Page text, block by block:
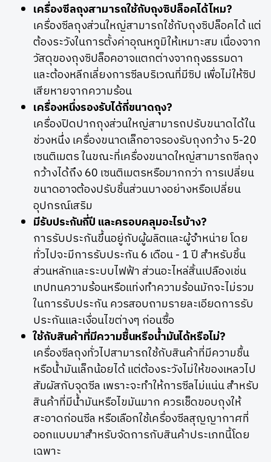
เครื่องซีลถุงสามารถใช้กับถุงซิปล็อคได้ไหม?
เครื่องซีลถุงส่วนใหญ่สามารถใช้กับถุงซิปล็อคได้ แต่
ต้องระวังในการตั้งค่าอุณหภูมิให้เหมาะสม เนื่องจาก
วัสดุของถุงซิปล็อคอาจแตกต่างจากถุงธรรมดา
และต้องหลีกเลี่ยงการซีลบริเวณที่มีซิป เพื่อไม่ให้ซิป
เสียหายจากความร้อน
เครื่องหนึ่งรองรับได้กี่ขนาดถุง?
เครื่องปิดปากถุงส่วนใหญ่สามารถปรับขนาดได้ใน
ช่วงหนึ่ง เครื่องขนาดเล็กอาจรองรับถุงกว้าง 5-20
เซนติเมตร ในขณะที่เครื่องขนาดใหญ่สามารถซีลถุง
กว้างได้ถึง 60 เซนติเมตรหรือมากกว่า การเปลี่ยน
ขนาดอาจต้องปรับชิ้นส่วนบางอย่างหรือเปลี่ยน
อุปกรณ์เสริม
มีรับประกันกี่ปี และครอบคลุมอะไรบ้าง?
การรับประกันขึ้นอยู่กับผู้ผลิตและผู้จำหน่าย โดย
ทั่วไปจะมีการรับประกัน 6 เดือน - 1 ปี สำหรับชิ้น
ส่วนหลักและระบบไฟฟ้า ส่วนอะไหล่สิ้นเปลืองเช่น
เทปทนความร้อนหรือแท่งทำความร้อนมักจะไม่รวม
ในการรับประกัน ควรสอบถามรายละเอียดการรับ
ประกันและเงื่อนไขต่างๆ ก่อนซื้อ
ใช้กับสินค้าที่มีความชื้นหรือน้ำมันได้หรือไม่?
เครื่องซีลถุงทั่วไปสามารถใช้กับสินค้าที่มีความชื้น
หรือน้ำมันเล็กน้อยได้ แต่ต้องระวังไม่ให้ของเหลวไป
สัมผัสกับจุดซีล เพราะจะทำให้การซีลไม่แน่น สำหรับ
สินค้าที่มีน้ำมันหรือไขมันมาก ควรเช็ดขอบถุงให้
สะอาดก่อนซีล หรือเลือกใช้เครื่องซีลสุญญากาศที่
ออกแบบมาสำหรับจัดการกับสินค้าประเภทนี้โดย
เฉพาะ